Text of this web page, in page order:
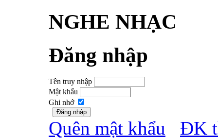
NGHE NHẠC
Đăng nhập
Tên truy nhập
Mật khẩu
Ghi nhớ
Quên mật khẩu ĐK